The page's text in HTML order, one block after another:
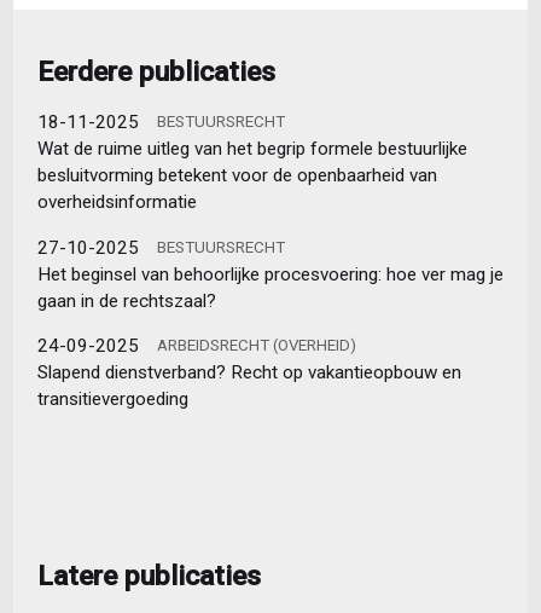
Eerdere publicaties
18-11-2025 BESTUURSRECHT
Wat de ruime uitleg van het begrip formele bestuurlijke
besluitvorming betekent voor de openbaarheid van
overheidsinformatie
27-10-2025 BESTUURSRECHT
Het beginsel van behoorlijke procesvoering: hoe ver mag je
gaan in de rechtszaal?
24-09-2025 ARBEIDSRECHT (OVERHEID)
Slapend dienstverband? Recht op vakantieopbouw en
transitievergoeding
Latere publicaties